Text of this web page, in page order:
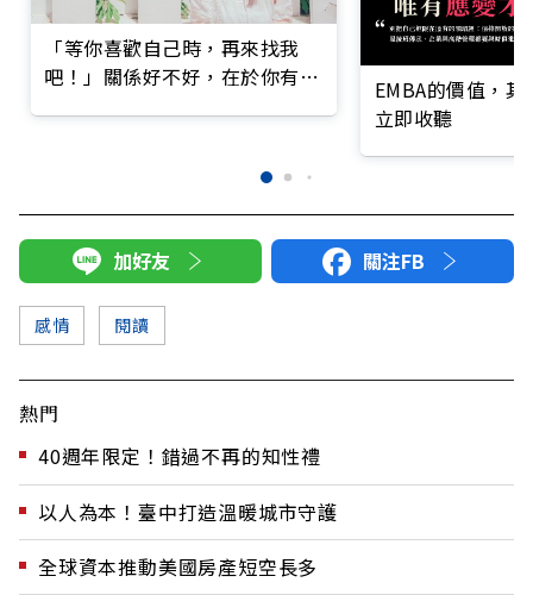
「等你喜歡自己時，再來找我
吧！」關係好不好，在於你有沒
EMBA的價值，
立即收聽
加好友 關注FB
感情 閱讀
熱門
40週年限定！錯過不再的知性禮
以人為本！臺中打造溫暖城市守護
全球資本推動美國房產短空長多